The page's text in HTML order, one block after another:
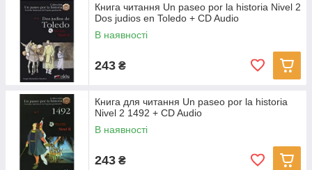
Книга читання Un paseo por la historia Nivel 2
Dos judios en Toledo + CD Audio
В наявності
243 ₴
Книга для читання Un paseo por la historia
Nivel 2 1492 + CD Audio
В наявності
243 ₴